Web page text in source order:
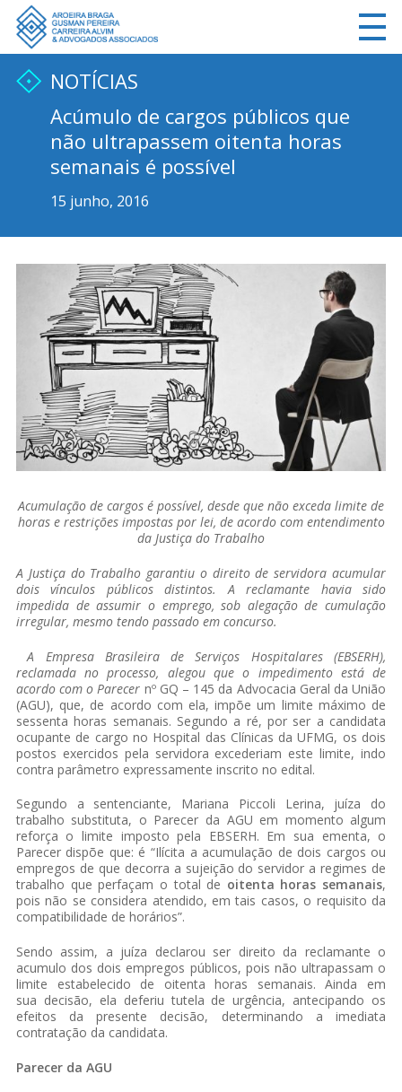
NOTÍCIAS
Acúmulo de cargos públicos que
não ultrapassem oitenta horas
semanais é possível
15 junho, 2016
Acumulação de cargos é possível, desde que não exceda limite de
horas e restrições impostas por lei, de acordo com entendimento
da Justiça do Trabalho
A Justiça do Trabalho garantiu o direito de servidora acumular
dois vínculos públicos distintos. A reclamante havia sido
impedida de assumir o emprego, sob alegação de cumulação
irregular, mesmo tendo passado em concurso.
A Empresa Brasileira de Serviços Hospitalares (EBSERH),
reclamada no processo, alegou que o impedimento está de
acordo com o Parecer nº GQ – 145 da Advocacia Geral da União
(AGU), que, de acordo com ela, impõe um limite máximo de
sessenta horas semanais. Segundo a ré, por ser a candidata
ocupante de cargo no Hospital das Clínicas da UFMG, os dois
postos exercidos pela servidora excederiam este limite, indo
contra parâmetro expressamente inscrito no edital.
Segundo a sentenciante, Mariana Piccoli Lerina, juíza do
trabalho substituta, o Parecer da AGU em momento algum
reforça o limite imposto pela EBSERH. Em sua ementa, o
Parecer dispõe que: é “Ilícita a acumulação de dois cargos ou
empregos de que decorra a sujeição do servidor a regimes de
trabalho que perfaçam o total de oitenta horas semanais,
pois não se considera atendido, em tais casos, o requisito da
compatibilidade de horários”.
Sendo assim, a juíza declarou ser direito da reclamante o
acumulo dos dois empregos públicos, pois não ultrapassam o
limite estabelecido de oitenta horas semanais. Ainda em
sua decisão, ela deferiu tutela de urgência, antecipando os
efeitos da presente decisão, determinando a imediata
contratação da candidata.
Parecer da AGU